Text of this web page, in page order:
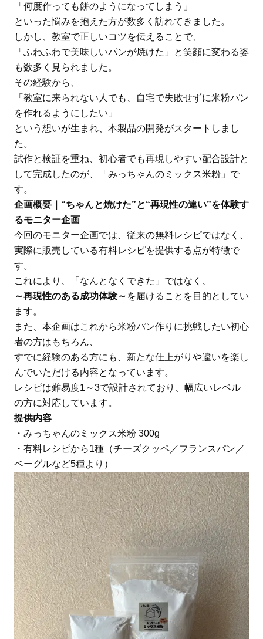
「何度作っても餅のようになってしまう」
といった悩みを抱えた方が数多く訪れてきました。
しかし、教室で正しいコツを伝えることで、
「ふわふわで美味しいパンが焼けた」と笑顔に変わる姿
も数多く見られました。
その経験から、
「教室に来られない人でも、自宅で失敗せずに米粉パン
を作れるようにしたい」
という想いが生まれ、本製品の開発がスタートしまし
た。
試作と検証を重ね、初心者でも再現しやすい配合設計と
して完成したのが、「みっちゃんのミックス米粉」で
す。
企画概要｜“ちゃんと焼けた”と“再現性の違い”を体験す
るモニター企画
今回のモニター企画では、従来の無料レシピではなく、
実際に販売している有料レシピを提供する点が特徴で
す。
これにより、「なんとなくできた」ではなく、
～再現性のある成功体験～ を届けることを目的としてい
ます。
また、本企画はこれから米粉パン作りに挑戦したい初心
者の方はもちろん、
すでに経験のある方にも、新たな仕上がりや違いを楽し
んでいただける内容となっています。
レシピは難易度1～3で設計されており、幅広いレベル
の方に対応しています。
提供内容
・みっちゃんのミックス米粉 300g
・有料レシピから1種（チーズクッペ／フランスパン／
ベーグルなど5種より）